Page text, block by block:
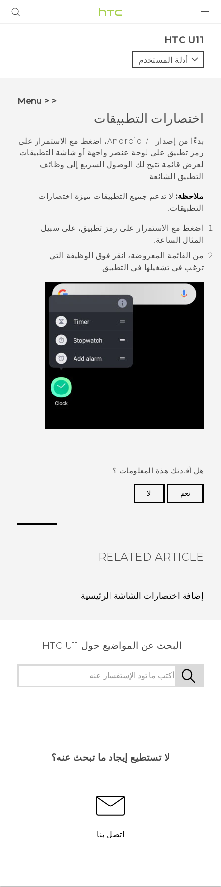
VIVE
VIVERSE
البرامج + التطبيقات
الدعم
أجهزة HTC والملحقات
HTC U11‎
أدلة المستخدم
< < Menu
اختصارات التطبيقات
بدءًا من إصدار Android7.1، اضغط مع الاستمرار على
رمز تطبيق على لوحة عنصر واجهة أو شاشة التطبيقات
لعرض قائمة تتيح لك الوصول السريع إلى وظائف
التطبيق الشائعة.
ملاحظة: لا تدعم جميع التطبيقات ميزة اختصارات
التطبيقات.
اضغط مع الاستمرار على رمز تطبيق، على سبيل
المثال الساعة.
من القائمة المعروضة، انقر فوق الوظيفة التي
ترغب في تشغيلها في التطبيق.
هل أفادتك هذة المعلومات ؟
نعم
لا
RELATED ARTICLE
إضافة اختصارات الشاشة الرئيسية
البحث عن المواضيع حول HTC U11
لا تستطيع إيجاد ما تبحث عنه؟
اتصل بنا